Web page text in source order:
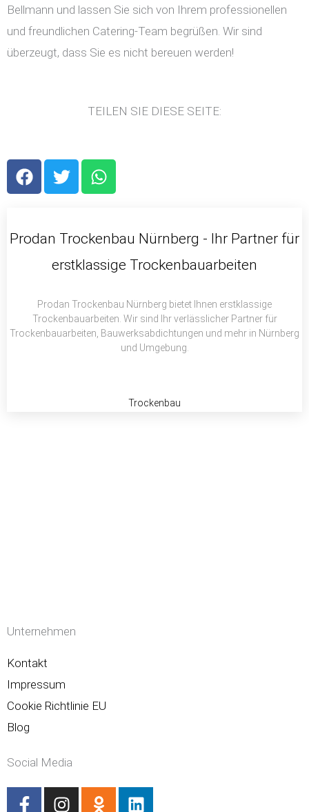
Bellmann und lassen Sie sich von Ihrem professionellen
und freundlichen Catering-Team begrüßen. Wir sind
überzeugt, dass Sie es nicht bereuen werden!
TEILEN SIE DIESE SEITE:
F
a
b
T
w
t
r
W
h
s
p
Prodan Trockenbau Nürnberg - Ihr Partner für
erstklassige Trockenbauarbeiten
Prodan Trockenbau Nürnberg bietet Ihnen erstklassige
Trockenbauarbeiten. Wir sind Ihr verlässlicher Partner für
Trockenbauarbeiten, Bauwerksabdichtungen und mehr in Nürnberg
und Umgebung.
Trockenbau
Unternehmen
Kontakt
Impressum
Cookie Richtlinie EU
Blog
Social Media
F
I
O
L